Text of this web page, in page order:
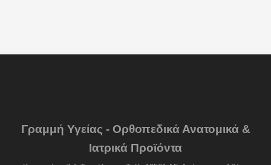
Γραμμή Υγείας - Ορθοπεδικά Ανατομικά &
Ιατρικά Προϊόντα